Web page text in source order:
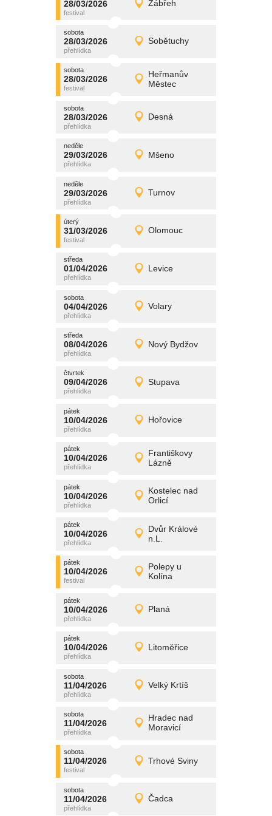
28/03/2026 Zábřeh
sobota
28/03/2026 Detail
sobota
28/03/2026 Sobětuchy
sobota
28/03/2026 Detail
promítání
sobota
28/03/2026
Heřmanův
Městec
sobota
28/03/2026 Detail
promítání
sobota
28/03/2026 Desná
sobota
28/03/2026 Detail
promítání
neděle
29/03/2026 Mšeno
neděle
29/03/2026 Detail
promítání
neděle
29/03/2026 Turnov
neděle
29/03/2026 Detail
promítání
úterý
31/03/2026 Olomouc
úterý
31/03/2026 Detail
promítání
středa
01/04/2026 Levice
středa
01/04/2026 Detail
promítání
sobota
04/04/2026 Volary
sobota
04/04/2026 Detail
promítání
středa
08/04/2026 Nový Bydžov
středa
08/04/2026 Detail
promítání
čtvrtek
09/04/2026 Stupava
čtvrtek
09/04/2026 Detail
promítání
pátek
10/04/2026 Hořovice
pátek
10/04/2026 Detail
promítání
pátek
10/04/2026
Františkovy
Lázně
pátek
10/04/2026 Detail
promítání
pátek
10/04/2026
Kostelec nad
Orlicí
pátek
10/04/2026 Detail
promítání
pátek
10/04/2026
Dvůr Králové
n.L.
pátek
10/04/2026 Detail
promítání
pátek
10/04/2026
Polepy u
Kolína
pátek
10/04/2026 Detail
promítání
pátek
10/04/2026 Planá
pátek
10/04/2026 Detail
promítání
pátek
10/04/2026 Litoměřice
pátek
10/04/2026 Detail
promítání
sobota
11/04/2026 Velký Krtíš
sobota
11/04/2026 Detail
promítání
sobota
11/04/2026
Hradec nad
Moravicí
sobota
11/04/2026 Detail
promítání
sobota
11/04/2026 Trhové Sviny
sobota
11/04/2026 Detail
promítání
sobota
11/04/2026 Čadca
sobota
11/04/2026 Detail
promítání